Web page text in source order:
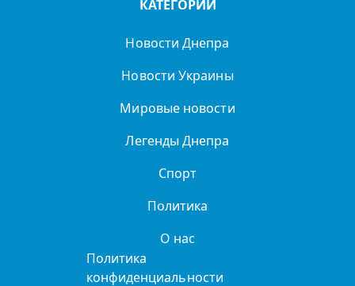
КАТЕГОРИИ
Новости Днепра
Новости Украины
Мировые новости
Легенды Днепра
Спорт
Политика
О нас
Политика
конфиденциальности